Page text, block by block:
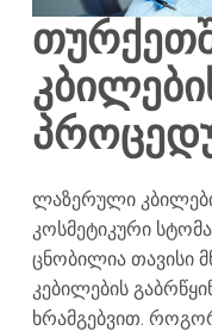
ლაზერული
კოსმეტიკური
ცნობილია თავისი
კებილების
ხრამგებვით.